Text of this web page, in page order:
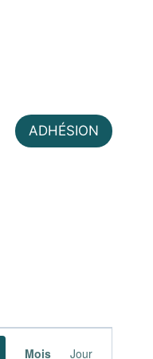
ADHÉSION
Mois Jour